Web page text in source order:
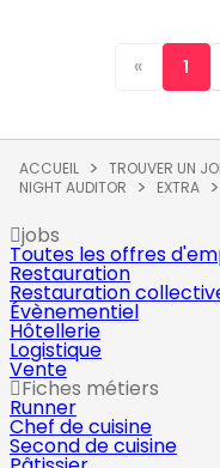
« 1
ACCUEIL TROUVER UN
NIGHT AUDITOR
EXTRA
jobs
Toutes les offres
Restauration
Restauration
Évènementiel
Hôtellerie
Logistique
Vente
Fiches métiers
Runner
Chef de cuisine
Second de cuisine